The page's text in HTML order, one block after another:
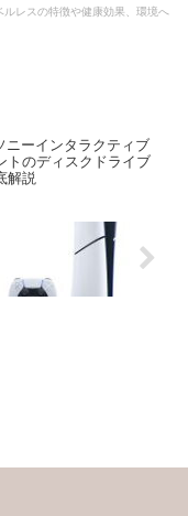
レスの特徴や健康効果、環境へ
ニーインタラクティブ
トのディスクドライブ
解説